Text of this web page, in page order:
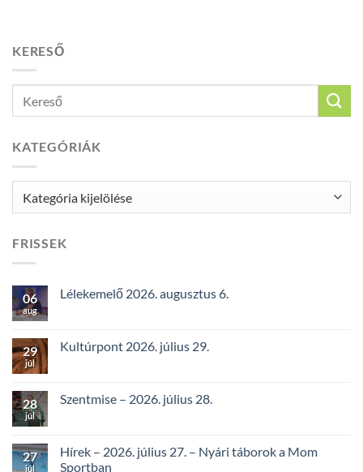
KERESŐ
KATEGÓRIÁK
FRISSEK
06
aug
Lélekemelő 2026. augusztus 6.
29
júl
Kultúrpont 2026. július 29.
28
júl
Szentmise – 2026. július 28.
27
júl
Hírek – 2026. július 27. – Nyári táborok a Mom
Sportban